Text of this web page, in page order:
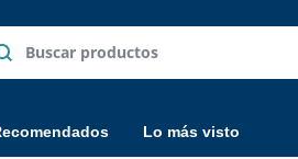
Lo más visto